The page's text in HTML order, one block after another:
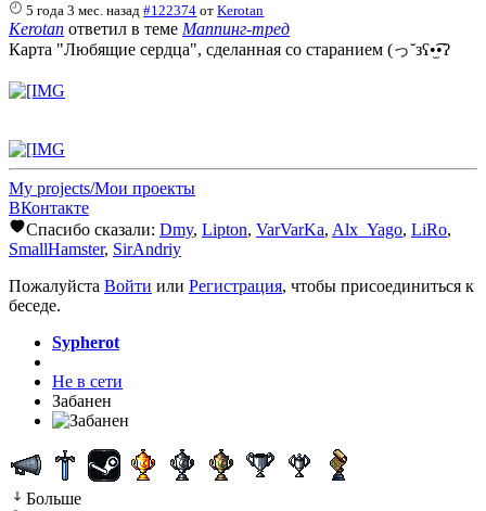
5 года 3 мес. назад #122374 отKerotan
Kerotan ответил в теме Маппинг-тред
Карта "Любящие сердца", сделанная со старанием (っ˘зʕ•̫͡•ʔ
My projects/Мои проекты
ВКонтакте
Спасибо сказали: Dmy, Lipton, VarVarKa, Alx_Yago, LiRo,
SmallHamster, SirAndriy
Пожалуйста Войти или Регистрация, чтобы присоединиться к
беседе.
Sypherot
Не в сети
Забанен
Больше